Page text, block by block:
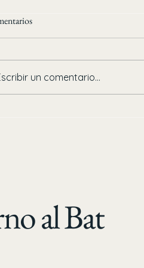
un comentario...
al Bat